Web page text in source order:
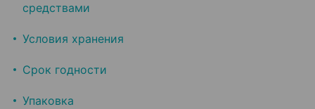
средствами
Условия хранения
Срок годности
Упаковка